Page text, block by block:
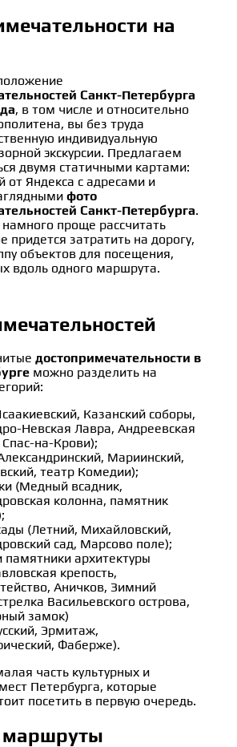
на
Санкт-Петербурга
, в том числе и относительно
вы без труда
индивидуальную
экскурсии. Предлагаем
двумя статичными картами:
от Яндекса с адресами и
фото
Санкт-Петербурга.
проще рассчитать
придется затратить на дорогу,
объектов для посещения,
вдоль одного маршрута.
достопримечательности в
можно разделить на
Казанский соборы,
Невская Лавра, Андреевская
на-Крови);
Мариинский,
театр Комедии);
(Медный всадник,
колонна, памятник
(Летний, Михайловский,
сад, Марсово поле);
памятники архитектуры
крепость,
Аничков, Зимний
Васильевского острова,
замок)
Эрмитаж,
Фаберже).
часть культурных и
Петербурга, которые
посетить в первую очередь.